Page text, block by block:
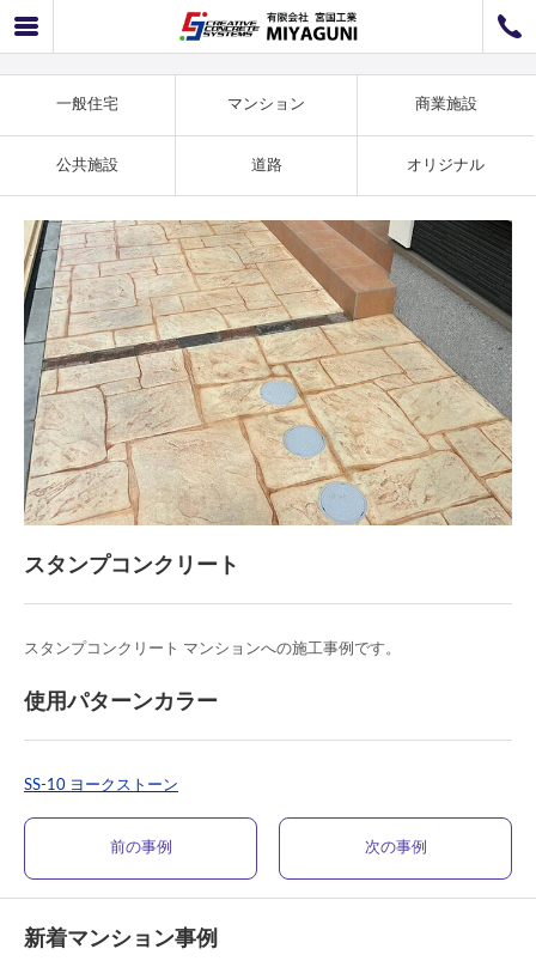
072-726-7676
お問い合わせ 工事のお見積もり
マンション事例 ヨークストーン施工事例 SS-10
一般住宅 マンション 商業施設
公共施設 道路 オリジナル
スタンプコンクリート
スタンプコンクリート マンションへの施工事例です。
使用パターンカラー
SS-10 ヨークストーン
前の事例 次の事例
新着マンション事例